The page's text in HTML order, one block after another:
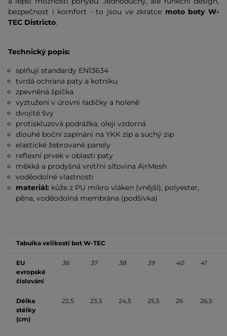
bezpečnost i komfort - to jsou ve zkratce moto boty W-
TEC Districto.
Technický popis:
splňují standardy EN13634
tvrdá ochrana paty a kotníku
zpevněná špička
vyztužení v úrovni řadičky a holeně
dvojité švy
protiskluzová podrážka, oleji vzdorná
dlouhé boční zapínání na YKK zip a suchý zip
elastické žebrované panely
reflexní prvek v oblasti paty
měkká a prodyšná vnitřní síťovina AirMesh
voděodolné vlastnosti
materiál: kůže z PU mikro vláken (vnější), polyester,
pěna, voděodolná membrána (podšívka)
Tabulka velikostí bot W-TEC
EU
evropské
číslování
36 37 38 39 40 41
Délka
stélky
(cm)
22,5 23,5 24,5 25,5 26 26,5